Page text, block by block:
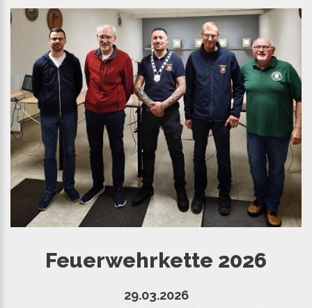
Feuerwehrkette 2026
29.03.2026